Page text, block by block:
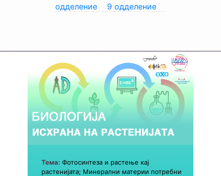
одделение
9 одделение
Тема: Фотосинтеза и растење кај
растенијата; Минерални материи потребни